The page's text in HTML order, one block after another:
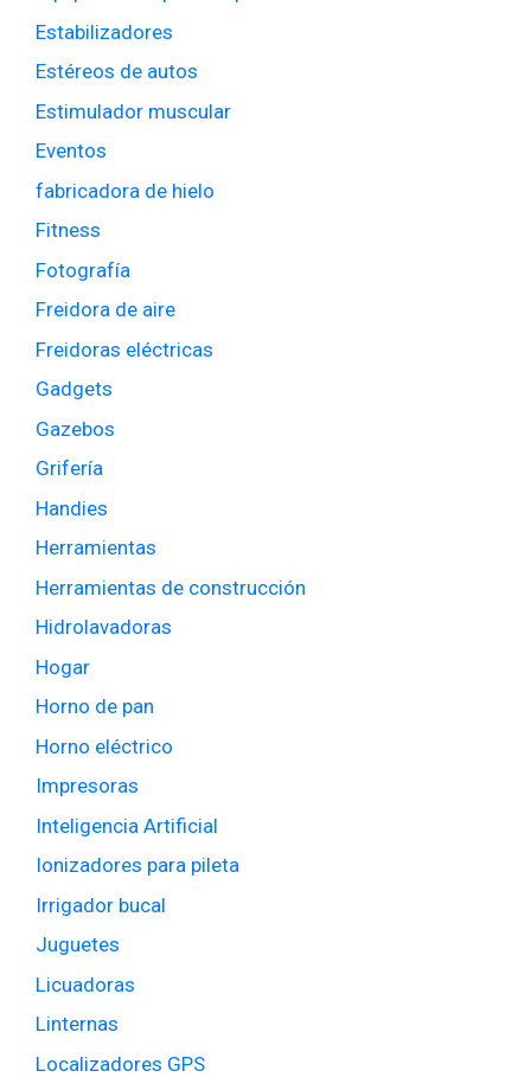
Estabilizadores
Estéreos de autos
Estimulador muscular
Eventos
fabricadora de hielo
Fitness
Fotografía
Freidora de aire
Freidoras eléctricas
Gadgets
Gazebos
Grifería
Handies
Herramientas
Herramientas de construcción
Hidrolavadoras
Hogar
Horno de pan
Horno eléctrico
Impresoras
Inteligencia Artificial
Ionizadores para pileta
Irrigador bucal
Juguetes
Licuadoras
Linternas
Localizadores GPS